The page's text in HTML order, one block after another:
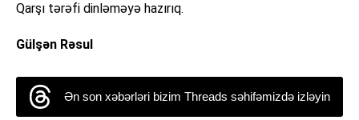
Qarşı tərəfi dinləməyə hazırıq.
Gülşən Rəsul
Ən son xəbərləri bizim Threads səhifəmizdə izləyin